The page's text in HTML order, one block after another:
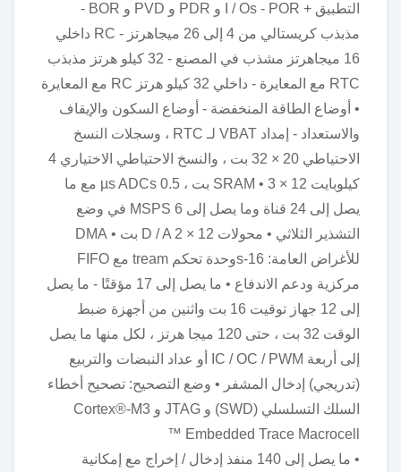
التطبيق + I / Os - POR و PDR و PVD و BOR -
مذبذب كريستالي من 4 إلى 26 ميجاهرتز - RC داخلي
16 ميجاهرتز مشذب في المصنع - 32 كيلو هرتز مذبذب
RTC مع المعايرة - داخلي 32 كيلو هرتز RC مع المعايرة
• أوضاع الطاقة المنخفضة - أوضاع السكون والإيقاف
والاستعداد - إمداد VBAT لـ RTC ، وسجلات النسخ
الاحتياطي 20 × 32 بت ، والنسخ الاحتياطي الاختياري 4
كيلوبايت SRAM • 3 × 12 بت ، 0.5 µs ADCs مع ما
يصل إلى 24 قناة وما يصل إلى 6 MSPS في وضع
التشذير الثلاثي • محولات D / A 2 × 12 بت • DMA
للأغراض العامة: 16-sوحدة تحكم tream مع FIFO
مركزية ودعم الاندفاع • ما يصل إلى 17 مؤقتًا - ما يصل
إلى 12 جهاز توقيت 16 بت واثنين من أجهزة ضبط
الوقت 32 بت ، حتى 120 ميجا هرتز ، لكل منها ما يصل
إلى أربعة IC / OC / PWM أو عداد النبضات والتربيع
(تدريجي) إدخال المشفر • وضع التصحيح: تصحيح أخطاء
السلك التسلسلي (SWD) و JTAG و Cortex®-M3
Embedded Trace Macrocell ™
• ما يصل إلى 140 منفذ إدخال / إخراج مع إمكانية